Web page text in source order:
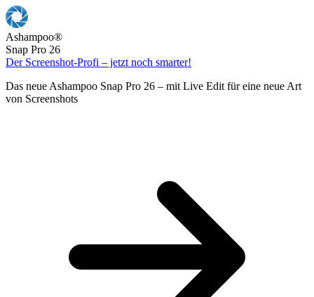
Ashampoo®
Snap Pro 26
Der Screenshot-Profi – jetzt noch smarter!
Das neue Ashampoo Snap Pro 26 – mit Live Edit für eine neue Art
von Screenshots